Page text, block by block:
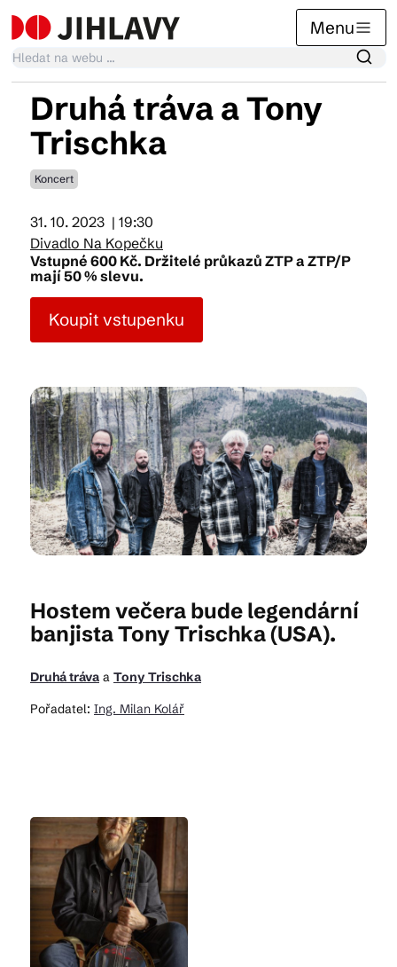
Menu
Kalendář akcí
Tradiční akce
Články
Suvenýry
Praktické info
Kam vyrazit
CS EN DE
© 2026 Brána Jihlavy
Druhá tráva a Tony
Trischka
Koncert
31. 10. 2023 | 19:30
Divadlo Na Kopečku
Vstupné 600 Kč. Držitelé průkazů ZTP a ZTP/P
mají 50 % slevu.
Koupit vstupenku
Hostem večera bude legendární
banjista Tony Trischka (USA).
Druhá tráva a Tony Trischka
Pořadatel: Ing. Milan Kolář